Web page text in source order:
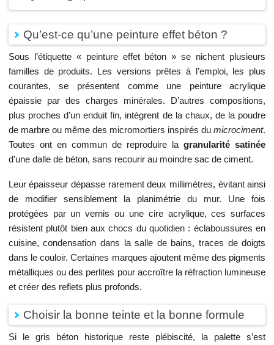
Qu’est-ce qu’une peinture effet béton ?
Sous l’étiquette « peinture effet béton » se nichent plusieurs
familles de produits. Les versions prêtes à l’emploi, les plus
courantes, se présentent comme une peinture acrylique
épaissie par des charges minérales. D’autres compositions,
plus proches d’un enduit fin, intègrent de la chaux, de la poudre
de marbre ou même des micromortiers inspirés dumicrociment.
Toutes ont en commun de reproduire lagranularité satinée
d’une dalle de béton, sans recourir au moindre sac de ciment.
Leur épaisseur dépasse rarement deux millimètres, évitant ainsi
de modifier sensiblement la planimétrie du mur. Une fois
protégées par un vernis ou une cire acrylique, ces surfaces
résistent plutôt bien aux chocs du quotidien : éclaboussures en
cuisine, condensation dans la salle de bains, traces de doigts
dans le couloir. Certaines marques ajoutent même des pigments
métalliques ou des perlites pour accroître la réfraction lumineuse
et créer des reflets plus profonds.
Choisir la bonne teinte et la bonne formule
Si le gris béton historique reste plébiscité, la palette s’est